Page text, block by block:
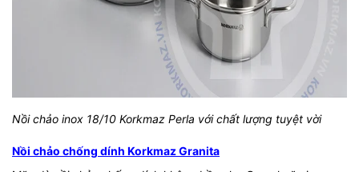
Nồi chảo inox 18/10 Korkmaz Perla với chất lượng tuyệt vời
Nồi chảo chống dính Korkmaz Granita